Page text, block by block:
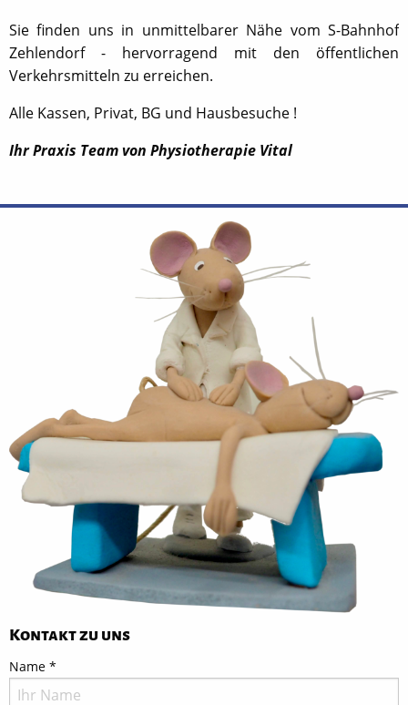
Sie finden uns in unmittelbarer Nähe vom S-Bahnhof
Zehlendorf - hervorragend mit den öffentlichen
Verkehrsmitteln zu erreichen.
Alle Kassen, Privat, BG und Hausbesuche !
Ihr Praxis Team von Physiotherapie Vital
Kontakt zu uns
Name *